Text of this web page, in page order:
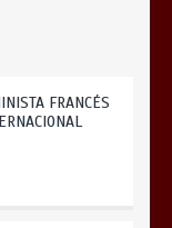
FRANCÉS